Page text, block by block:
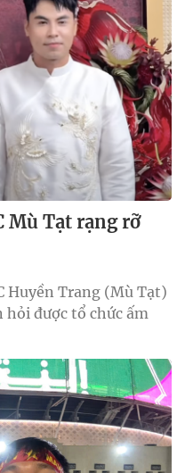
Mù Tạt rạng rỡ
Huyền Trang (Mù Tạt)
được tổ chức ấm